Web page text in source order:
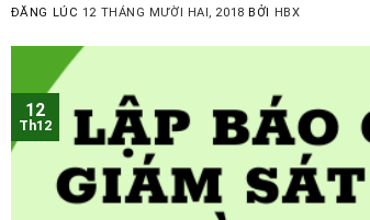
ĐĂNG LÚC 12 THÁNG MƯỜI HAI, 2018 BỞI HBX
12
Th12